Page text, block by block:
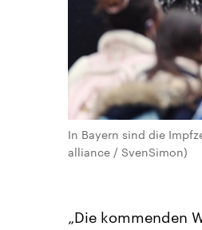
In Bayern sind die
alliance / SvenSimon)
„Die kommenden